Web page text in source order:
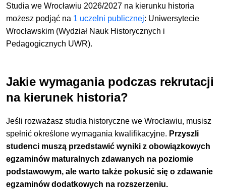
Studia we Wrocławiu 2026/2027 na kierunku historia
możesz podjąć na 1 uczelni publicznej: Uniwersytecie
Wrocławskim (Wydział Nauk Historycznych i
Pedagogicznych UWR).
Jakie wymagania podczas rekrutacji
na kierunek historia?
Jeśli rozważasz studia historyczne we Wrocławiu, musisz
spełnić określone wymagania kwalifikacyjne. Przyszli
studenci muszą przedstawić wyniki z obowiązkowych
egzaminów maturalnych zdawanych na poziomie
podstawowym, ale warto także pokusić się o zdawanie
egzaminów dodatkowych na rozszerzeniu.